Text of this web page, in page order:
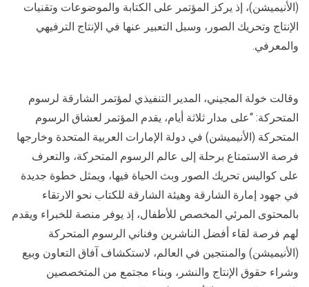
(الأنيميشن)، إذ يركز المؤتمر على الكتابة والموضوعات وتقنيات
الإنتاج وتحريك الصور، وسبل التعبير عنها في الإنتاج الترفيهي
والمعرفي.
وقالت خولة المجيني، المدير التنفيذي لمؤتمر الشارقة لرسوم
المتحركة: “على مدار ثلاثة أيام، يقدم المؤتمر لعشاق الرسوم
المتحركة (الأنيميشن) في دولة الإمارات العربية المتحدة وخارجها
فرصة الاستمتاع برحلة إلى عالم الرسوم المتحركة، والتعرف
على كواليس تحريك الصور وبث الحياة فيها، ويمثل خطوة جديدة
في جهود إمارة الشارقة وهيئة الشارقة للكتاب نحو الارتقاء
بالمحتوى المرئي المخصص للأطفال، إذ يوفر منصة للخبراء ويقدم
لهم فرصة لقاء أفضل الناشرين وفناني الرسوم المتحركة
(الأنيميشن) والمنتجين في العالم، لاستكشاف آفاق التعاون وبيع
وشراء حقوق الإنتاج والنشر، وبناء مجتمع من المتخصصين